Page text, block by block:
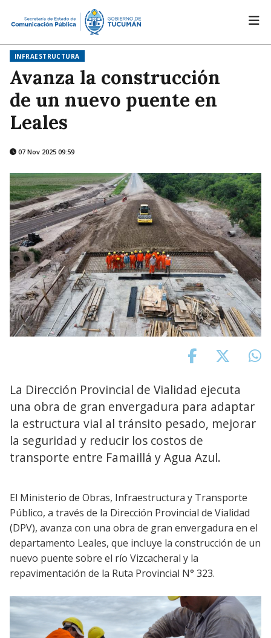
INFRAESTRUCTURA
Avanza la construcción
de un nuevo puente en
Leales
07 Nov 2025 09:59
La Dirección Provincial de Vialidad ejecuta
una obra de gran envergadura para adaptar
la estructura vial al tránsito pesado, mejorar
la seguridad y reducir los costos de
transporte entre Famaillá y Agua Azul.
El Ministerio de Obras, Infraestructura y Transporte
Público, a través de la Dirección Provincial de Vialidad
(DPV), avanza con una obra de gran envergadura en el
departamento Leales, que incluye la construcción de un
nuevo puente sobre el río Vizcacheral y la
repavimentación de la Ruta Provincial N° 323.